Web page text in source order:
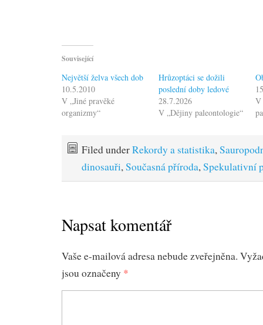
Související
Největší želva všech dob
10.5.2010
V „Jiné pravěké
organizmy“
Hrůzoptáci se dožili
poslední doby ledové
28.7.2026
V „Dějiny paleontologie“
V
Filed underRekordy a statistika,
dinosauři, Současná příroda, Spekulativní
Napsat komentář
Vaše e-mailová adresa nebude zveřejněna.
jsou označeny *